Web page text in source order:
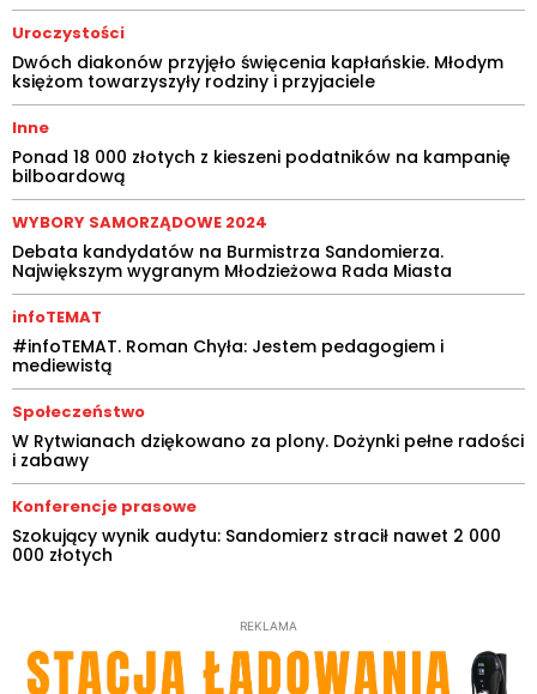
Uroczystości
Dwóch diakonów przyjęło święcenia kapłańskie. Młodym
księżom towarzyszyły rodziny i przyjaciele
Inne
Ponad 18 000 złotych z kieszeni podatników na kampanię
bilboardową
WYBORY SAMORZĄDOWE 2024
Debata kandydatów na Burmistrza Sandomierza.
Największym wygranym Młodzieżowa Rada Miasta
infoTEMAT
#infoTEMAT. Roman Chyła: Jestem pedagogiem i
mediewistą
Społeczeństwo
W Rytwianach dziękowano za plony. Dożynki pełne radości
i zabawy
Konferencje prasowe
Szokujący wynik audytu: Sandomierz stracił nawet 2 000
000 złotych
REKLAMA